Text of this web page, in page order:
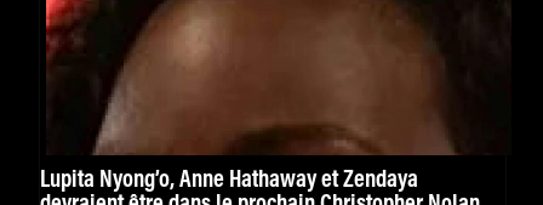
Lupita Nyong’o, Anne Hathaway et Zendaya